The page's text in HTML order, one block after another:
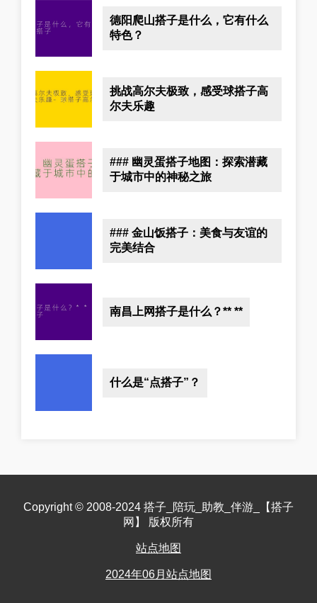
德阳爬山搭子是什么，它有什么
特色？
挑战高尔夫极致，感受球搭子高
尔夫乐趣
### 幽灵蛋搭子地图：探索潜藏
于城市中的神秘之旅
### 金山饭搭子：美食与友谊的
完美结合
南昌上网搭子是什么？** **
什么是“点搭子”？
Copyright © 2008-2024 搭子_陪玩_助教_伴游_【搭子
网】 版权所有
站点地图
2024年06月站点地图